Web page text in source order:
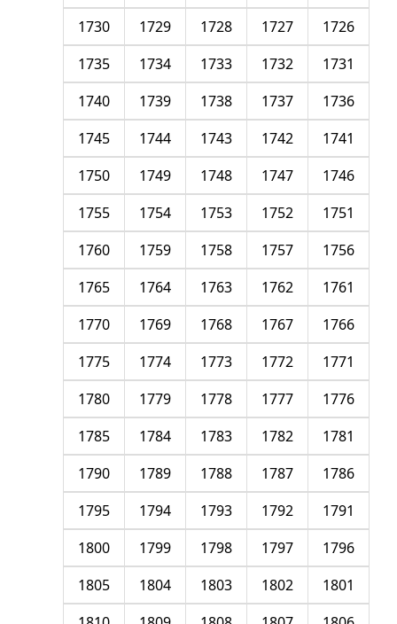
1726
1727
1728
1729
1730
1731
1732
1733
1734
1735
1736
1737
1738
1739
1740
1741
1742
1743
1744
1745
1746
1747
1748
1749
1750
1751
1752
1753
1754
1755
1756
1757
1758
1759
1760
1761
1762
1763
1764
1765
1766
1767
1768
1769
1770
1771
1772
1773
1774
1775
1776
1777
1778
1779
1780
1781
1782
1783
1784
1785
1786
1787
1788
1789
1790
1791
1792
1793
1794
1795
1796
1797
1798
1799
1800
1801
1802
1803
1804
1805